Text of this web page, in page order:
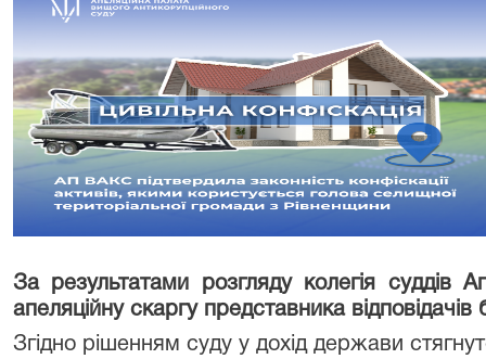
За результатами розгляду колегія суддів
апеляційну скаргу представника
Згідно рішенням суду у дохід держави